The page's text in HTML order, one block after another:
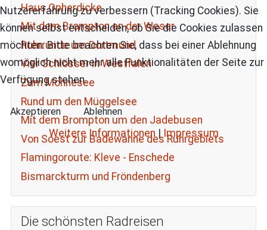
Haus Opherdicke
Mit dem Brompton an der Weser
Ruhrrunde um Dortmund
Vier Schlösser in Westfalen
Zum Möhnesee
Rund um den Müggelsee
Mit dem Brompton um den Jadebusen
Von Soest zur Badewanne des Ruhrgebiets
Flamingoroute: Kleve - Enschede
Bismarckturm und Fröndenberg
Die schönsten Radreisen
Nutzererfahrung zu verbessern (Tracking Cookies). Sie
können selbst entscheiden, ob Sie die Cookies zulassen
möchten. Bitte beachten Sie, dass bei einer Ablehnung
womöglich nicht mehr alle Funktionalitäten der Seite zur
Verfügung stehen.
Akzeptieren Ablehnen
Weitere Informationen Impressum